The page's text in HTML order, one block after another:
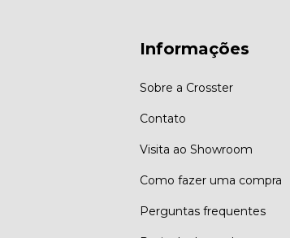
Informações
Sobre a Crosster
Contato
Visita ao Showroom
Como fazer uma compra
Perguntas frequentes